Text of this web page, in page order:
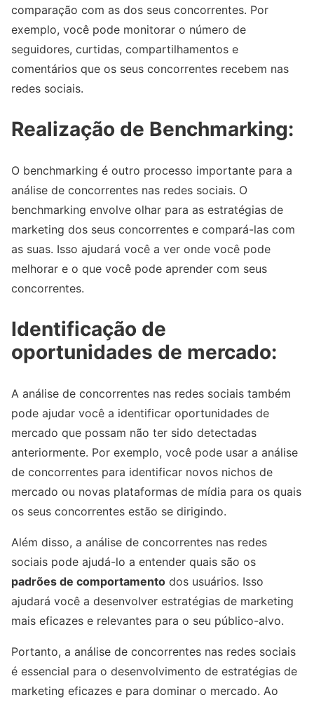
comparação com as dos seus concorrentes. Por
exemplo, você pode monitorar o número de
seguidores, curtidas, compartilhamentos e
comentários que os seus concorrentes recebem nas
redes sociais.
Realização de Benchmarking:
O benchmarking é outro processo importante para a
análise de concorrentes nas redes sociais. O
benchmarking envolve olhar para as estratégias de
marketing dos seus concorrentes e compará-las com
as suas. Isso ajudará você a ver onde você pode
melhorar e o que você pode aprender com seus
concorrentes.
Identificação de
oportunidades de mercado:
A análise de concorrentes nas redes sociais também
pode ajudar você a identificar oportunidades de
mercado que possam não ter sido detectadas
anteriormente. Por exemplo, você pode usar a análise
de concorrentes para identificar novos nichos de
mercado ou novas plataformas de mídia para os quais
os seus concorrentes estão se dirigindo.
Além disso, a análise de concorrentes nas redes
sociais pode ajudá-lo a entender quais são os
padrões de comportamento dos usuários. Isso
ajudará você a desenvolver estratégias de marketing
mais eficazes e relevantes para o seu público-alvo.
Portanto, a análise de concorrentes nas redes sociais
é essencial para o desenvolvimento de estratégias de
marketing eficazes e para dominar o mercado. Ao